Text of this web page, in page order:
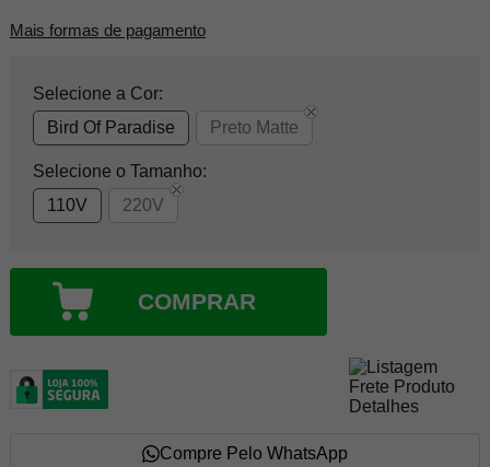
Mais formas de pagamento
Selecione a Cor:
Bird Of Paradise
Preto Matte
Selecione o Tamanho:
110V
220V
COMPRAR
Compre Pelo WhatsApp